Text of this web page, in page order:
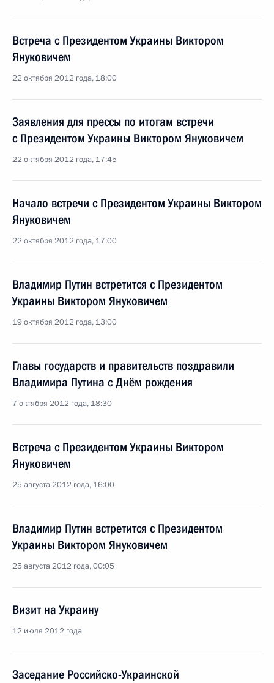
Встреча с Президентом Украины Виктором
Януковичем
22 октября 2012 года, 18:00
Заявления для прессы по итогам встречи
с Президентом Украины Виктором Януковичем
22 октября 2012 года, 17:45
Начало встречи с Президентом Украины Виктором
Януковичем
22 октября 2012 года, 17:00
Владимир Путин встретится с Президентом
Украины Виктором Януковичем
19 октября 2012 года, 13:00
Главы государств и правительств поздравили
Владимира Путина с Днём рождения
7 октября 2012 года, 18:30
Встреча с Президентом Украины Виктором
Януковичем
25 августа 2012 года, 16:00
Владимир Путин встретится с Президентом
Украины Виктором Януковичем
25 августа 2012 года, 00:05
Визит на Украину
12 июля 2012 года
Заседание Российско-Украинской